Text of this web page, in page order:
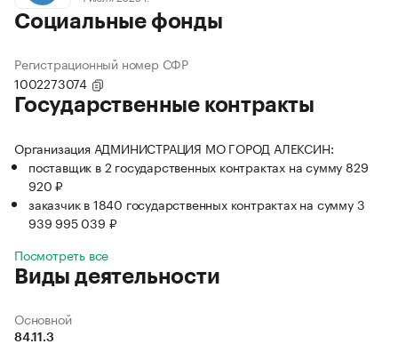
Социальные фонды
Регистрационный номер СФР
1002273074
Государственные контракты
Организация АДМИНИСТРАЦИЯ МО ГОРОД АЛЕКСИН:
поставщик в 2 государственных контрактах на сумму 829
920 ₽
заказчик в 1840 государственных контрактах на сумму 3
939 995 039 ₽
Посмотреть все
Виды деятельности
Основной
84.11.3